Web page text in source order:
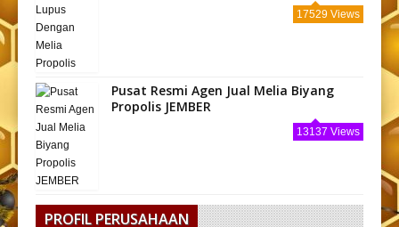
17529 Views
Pusat Resmi Agen Jual Melia Biyang
Propolis JEMBER
13137 Views
PROFIL PERUSAHAAN